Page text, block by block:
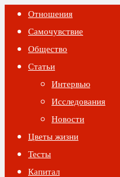
Отношения
Самочувствие
Общество
Статьи
Интервью
Исследования
Новости
Цветы жизни
Тесты
Капитал